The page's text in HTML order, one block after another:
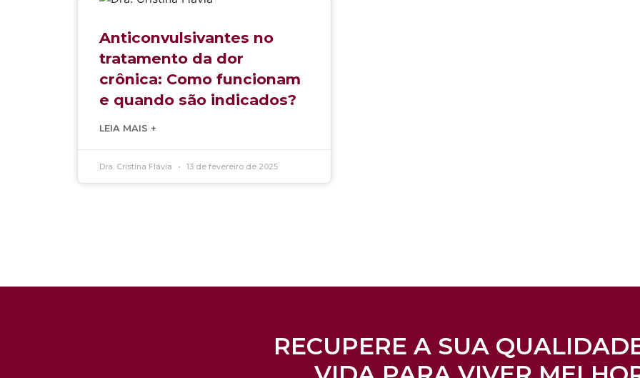
Anticonvulsivantes no
tratamento da dor
crônica: Como funcionam
e quando são indicados?
LEIA MAIS +
Dra. Cristina Flávia 13 de fevereiro de 2025
RECUPERE A SUA